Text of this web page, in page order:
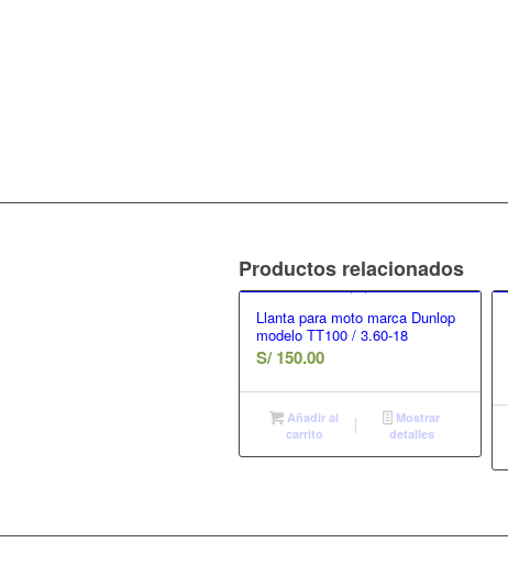
Productos relacionados
Llanta para moto marca Dunlop
modelo TT100 / 3.60-18
S/150.00
Añadir al
carrito
Mostrar
detalles